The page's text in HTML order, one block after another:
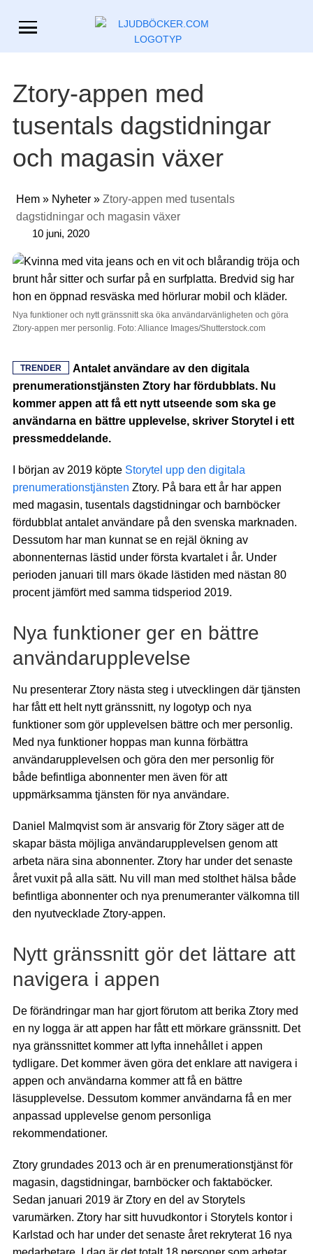
Ztory-appen med
tusentals dagstidningar
och magasin växer
Hem» Nyheter» Ztory-appen med tusentals
dagstidningar och magasin växer
10 juni, 2020
Nya funktioner och nytt gränssnitt ska öka användarvänligheten och göra
Ztory-appen mer personlig. Foto: Alliance Images/Shutterstock.com
TRENDER
Antalet användare av den digitala
prenumerationstjänsten Ztory har fördubblats. Nu
kommer appen att få ett nytt utseende som ska ge
användarna en bättre upplevelse, skriver Storytel i ett
pressmeddelande.
I början av 2019 köpte Storytel upp den digitala
prenumerationstjänsten Ztory. På bara ett år har appen
med magasin, tusentals dagstidningar och barnböcker
fördubblat antalet användare på den svenska marknaden.
Dessutom har man kunnat se en rejäl ökning av
abonnenternas lästid under första kvartalet i år. Under
perioden januari till mars ökade lästiden med nästan 80
procent jämfört med samma tidsperiod 2019.
Nya funktioner ger en bättre
användarupplevelse
Nu presenterar Ztory nästa steg i utvecklingen där tjänsten
har fått ett helt nytt gränssnitt, ny logotyp och nya
funktioner som gör upplevelsen bättre och mer personlig.
Med nya funktioner hoppas man kunna förbättra
användarupplevelsen och göra den mer personlig för
både befintliga abonnenter men även för att
uppmärksamma tjänsten för nya användare.
Daniel Malmqvist som är ansvarig för Ztory säger att de
skapar bästa möjliga användarupplevelsen genom att
arbeta nära sina abonnenter. Ztory har under det senaste
året vuxit på alla sätt. Nu vill man med stolthet hälsa både
befintliga abonnenter och nya prenumeranter välkomna till
den nyutvecklade Ztory-appen.
Nytt gränssnitt gör det lättare att
navigera i appen
De förändringar man har gjort förutom att berika Ztory med
en ny logga är att appen har fått ett mörkare gränssnitt. Det
nya gränssnittet kommer att lyfta innehållet i appen
tydligare. Det kommer även göra det enklare att navigera i
appen och användarna kommer att få en bättre
läsupplevelse. Dessutom kommer användarna få en mer
anpassad upplevelse genom personliga
rekommendationer.
Ztory grundades 2013 och är en prenumerationstjänst för
magasin, dagstidningar, barnböcker och faktaböcker.
Sedan januari 2019 är Ztory en del av Storytels
varumärken. Ztory har sitt huvudkontor i Storytels kontor i
Karlstad och har under det senaste året rekryterat 16 nya